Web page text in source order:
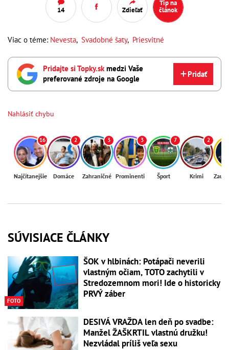
14 Zdieľať
Tip na
článok
Viac o téme: Nevesta, Svadobné šaty, Priesvitné
Pridajte si Topky.skmedzi Vaše
preferované zdroje na Google
Pridať
Nahlásiť chybu
16
Najčítanejšie
2
Domáce
3
Zahraničné
3
Prominenti
7
Šport
2
Krimi
SÚVISIACE ČLÁNKY
FOTO
ŠOK v hlbinách: Potápači neverili
vlastným očiam, TOTO zachytili v
Stredozemnom mori! Ide o historicky
PRVÝ záber
DESIVÁ VRAŽDA len deň po svadbe:
Manžel ŽAŠKRTIL vlastnú družku!
Nezvládal príliš veľa sexu